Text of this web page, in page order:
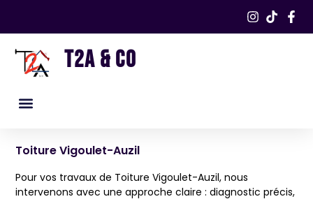
T2A & CO
Toiture Vigoulet-Auzil
Pour vos travaux de Toiture Vigoulet-Auzil, nous
intervenons avec une approche claire : diagnostic précis,